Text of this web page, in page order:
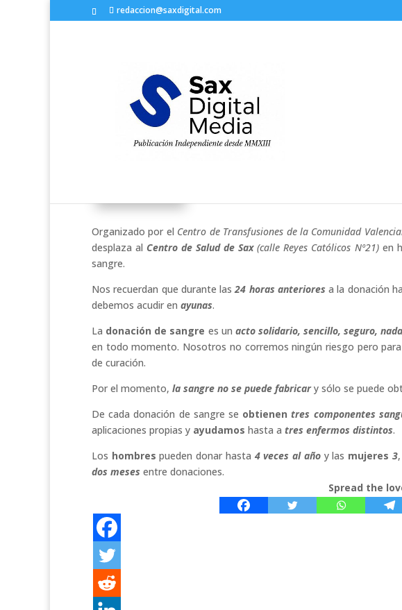
redaccion@saxdigital.com
Donación de sangre en Sax, octubre
Organizado por el Centro de Transfusiones de la Comunidad
desplaza al Centro de Salud de Sax (calle Reyes Católicos Nº21)en
sangre.
Nos recuerdan que durante las 24 horas anteriores a la donación
debemos acudir en ayunas.
La donación de sangre es un acto solidario, sencillo, seguro,
en todo momento. Nosotros no corremos ningún riesgo pero
de curación.
Por el momento, la sangre no se puede fabricary sólo se puede
De cada donación de sangre se obtienen tres componentes
aplicaciones propias y ayudamos hasta a tres enfermos distintos.
Los hombres pueden donar hasta 4 veces al año y las mujeres 3
dos meses entre donaciones.
Spread the